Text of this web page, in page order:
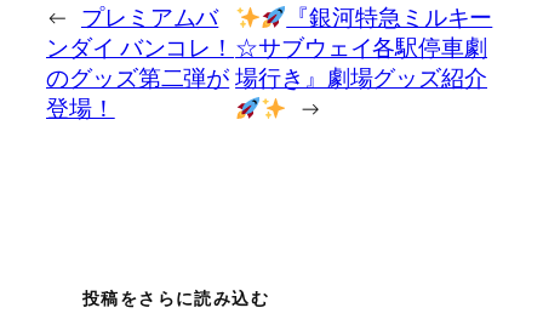
← プレミアムバ
ンダイ バンコレ！
のグッズ第二弾が
登場！
『銀河特急ミルキー
☆サブウェイ各駅停車劇
場行き』劇場グッズ紹介
→
投稿をさらに読み込む